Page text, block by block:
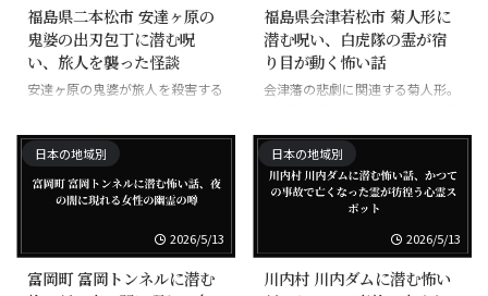
福島県二本松市 安達ヶ原の
鬼婆の出刃包丁に潜む呪
い、旅人を襲った怪談
安達ヶ原の鬼婆が旅人を殺害する
物が保管されている。
福島県会津若松市 菊人形に
潜む呪い、白虎隊の霊が宿
り目が動く怖い話
会津藩の悲劇に関連する菊人形。
くという目撃談がある。
日本の地域別
2026/5/13
富岡町 富岡トンネルに潜む
日本の地域別
2026/5/13
川内村 川内ダムに潜む怖い